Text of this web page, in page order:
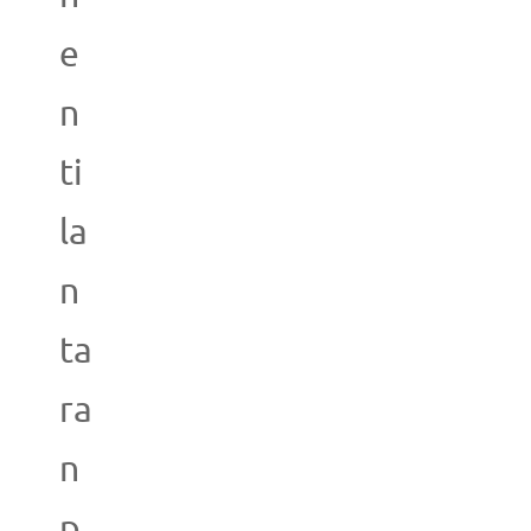
e
n
ti
la
n
ta
ra
n